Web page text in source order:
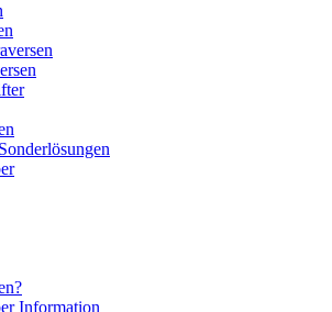
Information